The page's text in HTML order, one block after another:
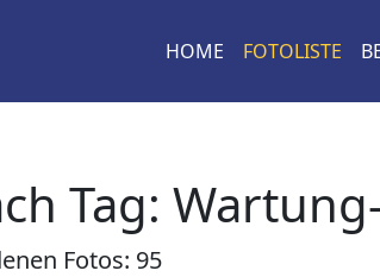
HOME FOTOLISTE
Tag:
Fotos: 95